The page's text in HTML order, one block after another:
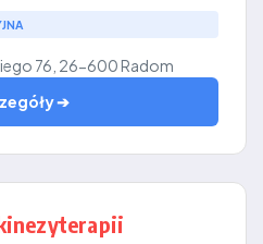
76, 26-600 Radom
➔